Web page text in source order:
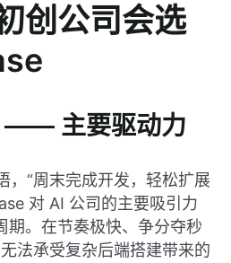
创公司会选
—— 主要驱动力
，“周末完成开发，轻松扩展
对 AI 公司的主要吸引力
期。在节奏极快、争分夺秒
法承受复杂后端搭建带来的